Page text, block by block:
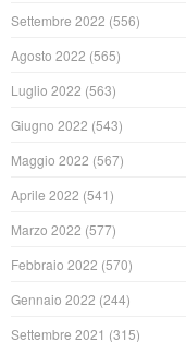
Settembre 2022 (556)
Agosto 2022 (565)
Luglio 2022 (563)
Giugno 2022 (543)
Maggio 2022 (567)
Aprile 2022 (541)
Marzo 2022 (577)
Febbraio 2022 (570)
Gennaio 2022 (244)
Settembre 2021 (315)